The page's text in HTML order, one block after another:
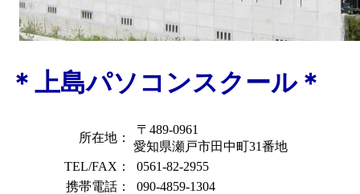
＊上島パソコンスクール＊
所在地：
〒489-0961
愛知県瀬戸市田中町31番地
TEL/FAX：
0561-82-2955
携帯電話：
090-4859-1304